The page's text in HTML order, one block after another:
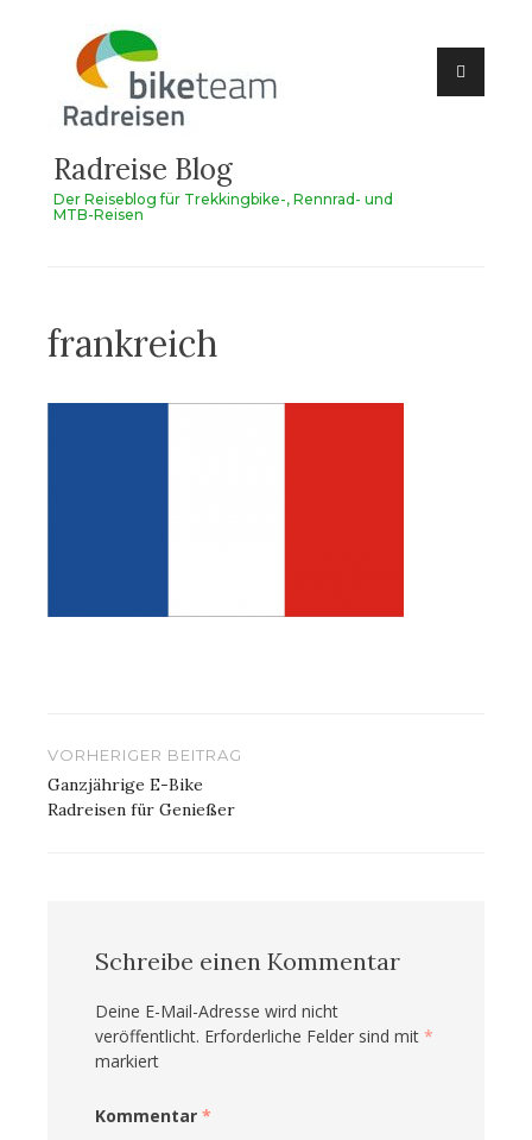
springen
Radreise Blog
Der Reiseblog für Trekkingbike-, Rennrad- und
MTB-Reisen
frankreich
Beitragsnavigation
VORHERIGER BEITRAG
Ganzjährige E-Bike
Radreisen für Genießer
Schreibe einen Kommentar
Deine E-Mail-Adresse wird nicht
veröffentlicht. Erforderliche Felder sind mit *
markiert
Kommentar *